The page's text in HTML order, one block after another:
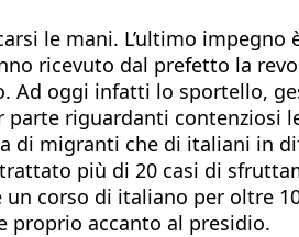
le mani. L’ultimo impegno
ricevuto dal prefetto la
Ad oggi infatti lo sportello,
riguardanti contenziosi
di migranti che di italiani in
più di 20 casi di
corso di italiano per oltre
proprio accanto al presidio.